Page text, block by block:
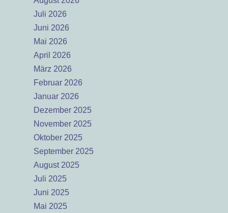
Juli 2026
Juni 2026
Mai 2026
April 2026
März 2026
Februar 2026
Januar 2026
Dezember 2025
November 2025
Oktober 2025
September 2025
August 2025
Juli 2025
Juni 2025
Mai 2025